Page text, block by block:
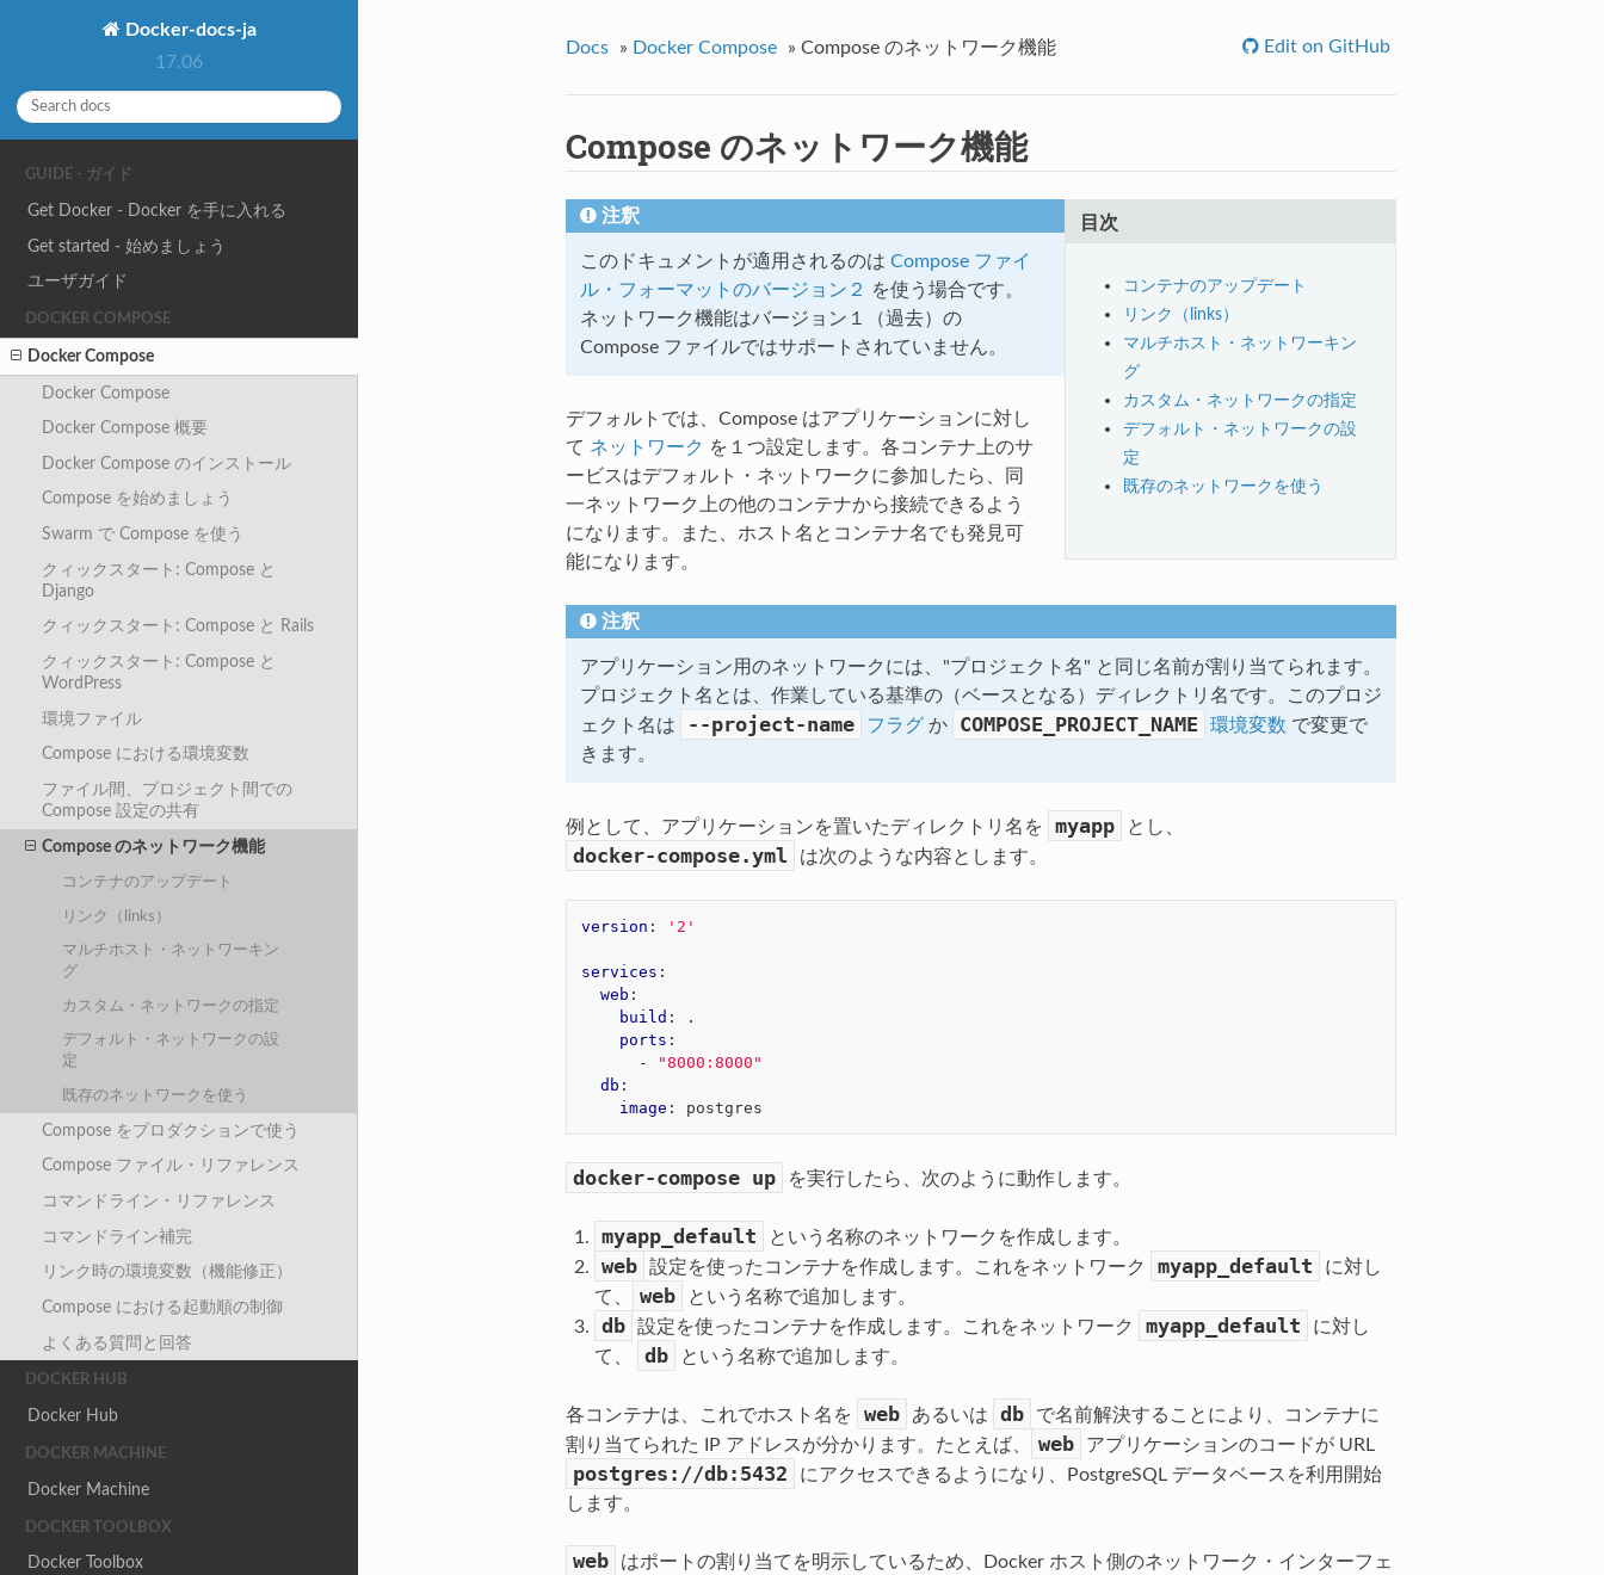
Docker-docs-ja
17.06
GUIDE - ガイド
Get Docker - Docker を手に入れる
Get started - 始めましょう
ユーザガイド
DOCKER COMPOSE
Docker Compose
Docker Compose
Docker Compose 概要
Docker Compose のインストール
Compose を始めましょう
Swarm で Compose を使う
クィックスタート: Compose と
Django
クィックスタート: Compose と Rails
クィックスタート: Compose と
WordPress
環境ファイル
Compose における環境変数
ファイル間、プロジェクト間での
Compose 設定の共有
Compose のネットワーク機能
コンテナのアップデート
リンク（links）
マルチホスト・ネットワーキン
グ
カスタム・ネットワークの指定
デフォルト・ネットワークの設
定
既存のネットワークを使う
Compose をプロダクションで使う
Compose ファイル・リファレンス
コマンドライン・リファレンス
コマンドライン補完
リンク時の環境変数（機能修正）
Compose における起動順の制御
よくある質問と回答
DOCKER HUB
Docker Hub
DOCKER MACHINE
Docker Machine
DOCKER TOOLBOX
Docker Toolbox
Docs » Docker Compose » Compose のネットワーク機能 Edit on GitHub
Compose のネットワーク機能
目次
コンテナのアップデート
リンク（links）
マルチホスト・ネットワーキン
グ
カスタム・ネットワークの指定
デフォルト・ネットワークの設
定
既存のネットワークを使う
注釈
このドキュメントが適用されるのは Compose ファイ
ル・フォーマットのバージョン２
を使う場合です。
ネットワーク機能はバージョン１（過去）の
Compose ファイルではサポートされていません。
デフォルトでは、Compose はアプリケーションに対し
て ネットワーク を１つ設定します。各コンテナ上のサ
ービスはデフォルト・ネットワークに参加したら、同
一ネットワーク上の他のコンテナから接続できるよう
になります。また、ホスト名とコンテナ名でも発見可
能になります。
注釈
アプリケーション用のネットワークには、"プロジェクト名" と同じ名前が割り当てられます。
プロジェクト名とは、作業している基準の（ベースとなる）ディレクトリ名です。このプロジ
ェクト名は
--project-name フラグか COMPOSE_PROJECT_NAME 環境変数 で変更で
きます。
例として、アプリケーションを置いたディレクトリ名を myapp とし、
docker-compose.yml は次のような内容とします。
version : '2'
services :
web :
build :
.
ports :
-
"8000:8000"
db :
image : postgres
docker-compose up を実行したら、次のように動作します。
myapp_default という名称のネットワークを作成します。
web 設定を使ったコンテナを作成します。これをネットワーク myapp_default
に対し
て、
web という名称で追加します。
db 設定を使ったコンテナを作成します。これをネットワーク myapp_default
に対し
て、
db という名称で追加します。
各コンテナは、これでホスト名を web あるいは db
で名前解決することにより、コンテナに
割り当てられた IP アドレスが分かります。たとえば、
web アプリケーションのコードが URL
postgres://db:5432
にアクセスできるようになり、PostgreSQL データベースを利用開始
します。
web
はポートの割り当てを明示しているため、Docker ホスト側のネットワーク・インターフェ